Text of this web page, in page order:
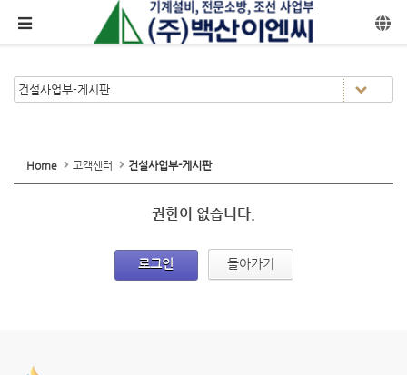
메뉴 건너뛰기
Home 고객센터 건설사업부-게시판
권한이 없습니다.
로그인 돌아가기